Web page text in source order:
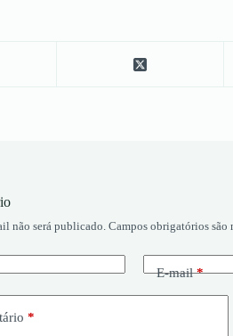
não será publicado. Campos obrigatórios são
E-mail*
*